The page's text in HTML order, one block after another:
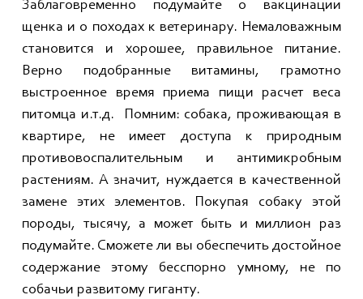
Заблаговременно подумайте о вакцинации
щенка и о походах к ветеринару. Немаловажным
становится и хорошее, правильное питание.
Верно подобранные витамины, грамотно
выстроенное время приема пищи расчет веса
питомца и.т.д. Помним: собака, проживающая в
квартире, не имеет доступа к природным
противовоспалительным и антимикробным
растениям. А значит, нуждается в качественной
замене этих элементов. Покупая собаку этой
породы, тысячу, а может быть и миллион раз
подумайте. Сможете ли вы обеспечить достойное
содержание этому бесспорно умному, не по
собачьи развитому гиганту.